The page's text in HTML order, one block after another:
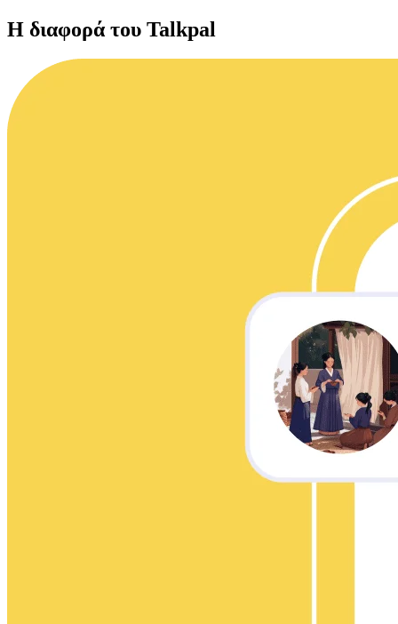
Η διαφορά του Talkpal